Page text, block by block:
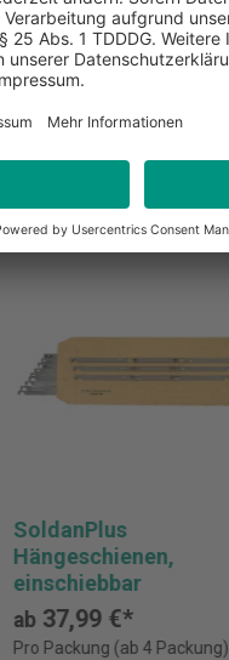
SoldanPlus
Hängeschienen,
einschiebbar
ab 37,99 €*
Pro Packung (ab 4 Packung)